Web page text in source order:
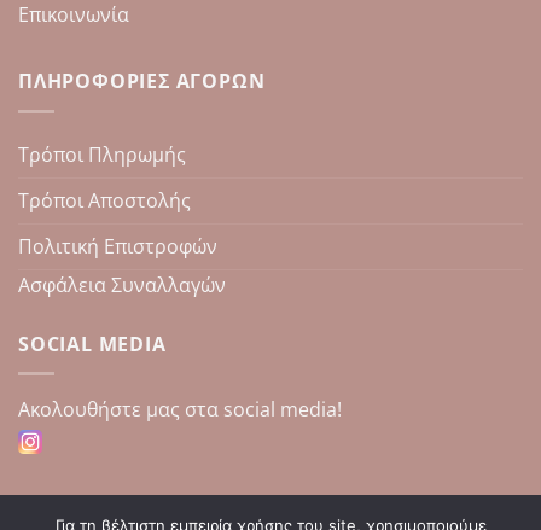
Επικοινωνία
ΠΛΗΡΟΦΟΡΊΕΣ ΑΓΟΡΏΝ
Τρόποι Πληρωμής
Τρόποι Αποστολής
Πολιτική Επιστροφών
Ασφάλεια Συναλλαγών
SOCIAL MEDIA
Aκολουθήστε μας στα social media!
Για τη βέλτιστη εμπειρία χρήσης του site, χρησιμοποιούμε